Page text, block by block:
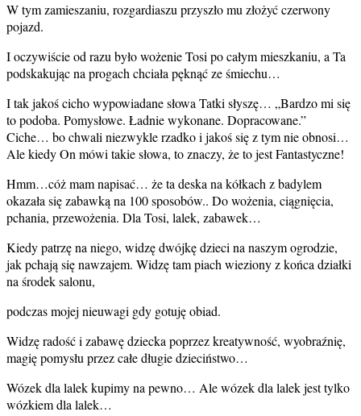
W tym zamieszaniu, rozgardiaszu przyszło mu złożyć czerwony
pojazd.
I oczywiście od razu było wożenie Tosi po całym mieszkaniu, a Ta
podskakując na progach chciała pęknąć ze śmiechu…
I tak jakoś cicho wypowiadane słowa Tatki słyszę… „Bardzo mi się
to podoba. Pomysłowe. Ładnie wykonane. Dopracowane.”
Ciche… bo chwali niezwykle rzadko i jakoś się z tym nie obnosi…
Ale kiedy On mówi takie słowa, to znaczy, że to jest Fantastyczne!
Hmm…cóż mam napisać… że ta deska na kółkach z badylem
okazała się zabawką na 100 sposobów.. Do wożenia, ciągnięcia,
pchania, przewożenia. Dla Tosi, lalek, zabawek…
Kiedy patrzę na niego, widzę dwójkę dzieci na naszym ogrodzie,
jak pchają się nawzajem. Widzę tam piach wieziony z końca działki
na środek salonu,
podczas mojej nieuwagi gdy gotuję obiad.
Widzę radość i zabawę dziecka poprzez kreatywność, wyobraźnię,
magię pomysłu przez całe długie dzieciństwo…
Wózek dla lalek kupimy na pewno… Ale wózek dla lalek jest tylko
wózkiem dla lalek…